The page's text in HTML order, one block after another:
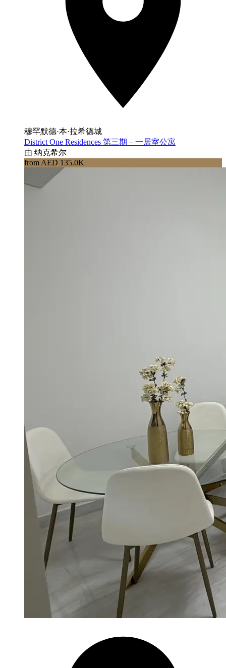
穆罕默德·本·拉希德城
District One Residences 第三期 – 一居室公寓
由 纳克希尔
from AED 135.0K